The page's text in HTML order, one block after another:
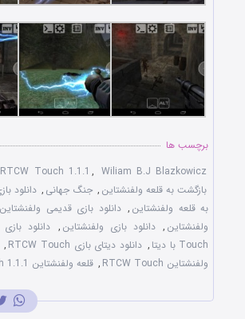
برچسب ها
RTCW Touch 1.1.1 , Wiliam B.J Blazkowicz
بازگشت به قلعه ولفنشتاین , جنگ جهانی , دانلود
به قلعه ولفنشتاین , دانلود بازی قدیمی ولفنشتاین
ولفنشتاین , دانلود بازی ولفنشتاین ,
Touch با دیتا
, دانلود دیتای بازی RTCW Touch ,
ولفنشتاین RTCW Touch
, قلعه ولفنشتاین RTCW Touch 1.1.1